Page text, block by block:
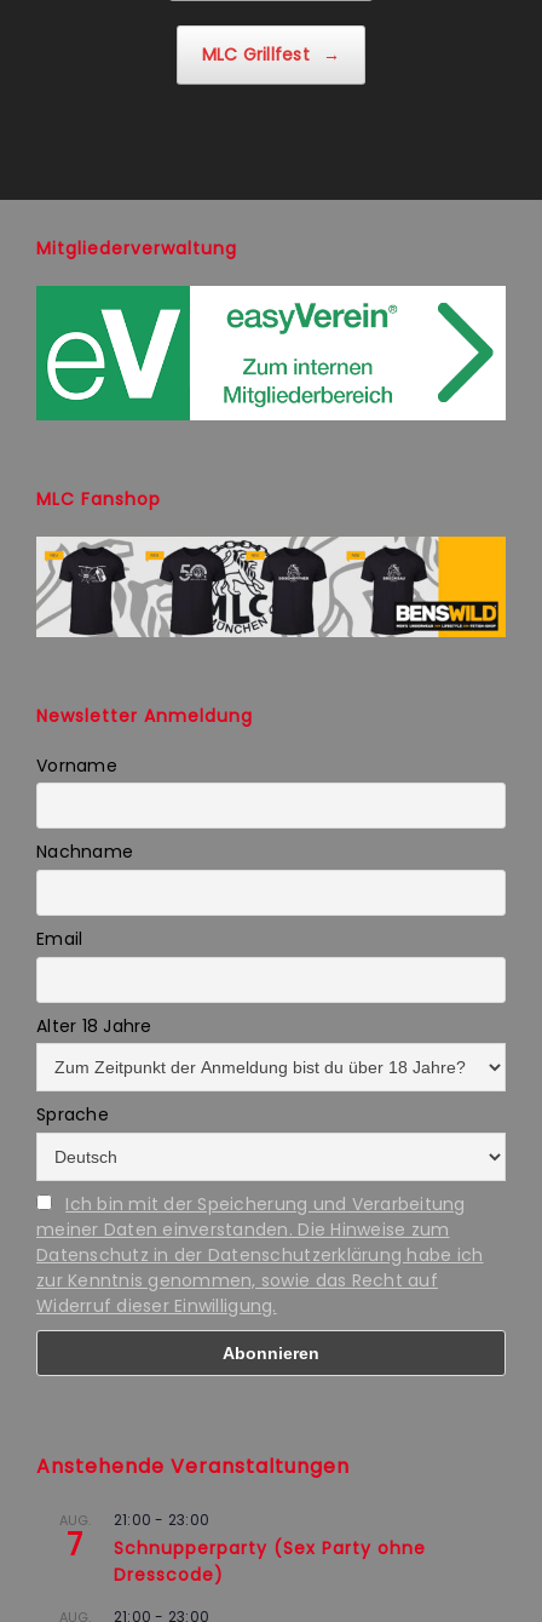
MLC Grillfest →
Mitgliederverwaltung
MLC Fanshop
Newsletter Anmeldung
Vorname
Nachname
Email
Alter 18 Jahre
Sprache
Ich bin mit der Speicherung und Verarbeitung
meiner Daten einverstanden. Die Hinweise zum
Datenschutz in der Datenschutzerklärung habe ich
zur Kenntnis genommen, sowie das Recht auf
Widerruf dieser Einwilligung.
Anstehende Veranstaltungen
AUG.
7
21:00 - 23:00
Schnupperparty (Sex Party ohne
Dresscode)
AUG. 21:00 - 23:00